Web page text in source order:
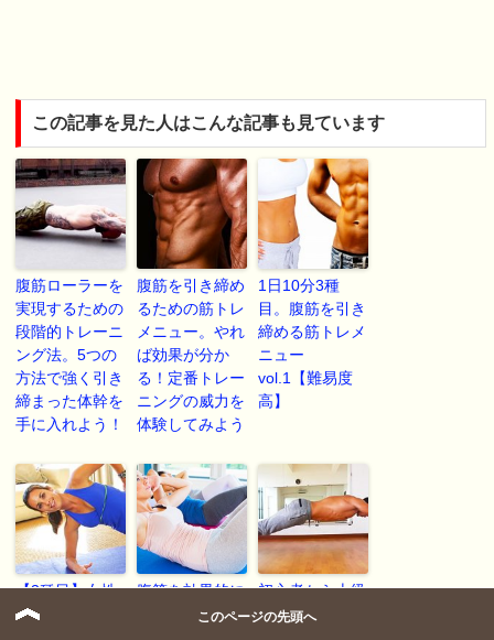
この記事を見た人はこんな記事も見ています
腹筋ローラーを
実現するための
段階的トレーニ
ング法。5つの
方法で強く引き
締まった体幹を
手に入れよう！
腹筋を引き締め
るための筋トレ
メニュー。やれ
ば効果が分か
る！定番トレー
ニングの威力を
体験してみよう
1日10分3種
目。腹筋を引き
締める筋トレメ
ニュー
vol.1【難易度
高】
【3種目】女性
におすすめの体
腹筋を効果的に
割るクランチの
初心者から上級
者までおすす
このページの先頭へ